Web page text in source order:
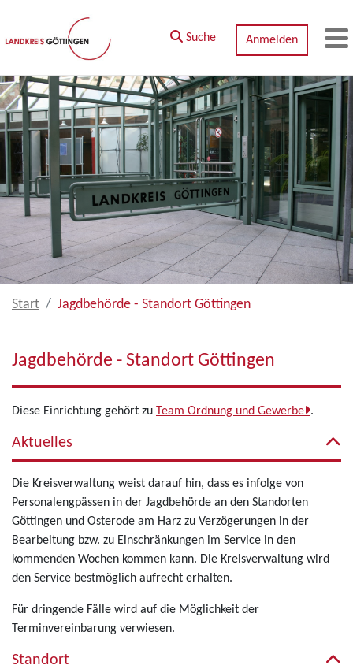
Zum Hauptinhalt springen
Suche Anmelden
Start Jagdbehörde - Standort Göttingen
Jagdbehörde - Standort Göttingen
Diese Einrichtung gehört zu Team Ordnung und Gewerbe .
Aktuelles
Die Kreisverwaltung weist darauf hin, dass es infolge von
Personalengpässen in der Jagdbehörde an den Standorten
Göttingen und Osterode am Harz zu Verzögerungen in der
Bearbeitung bzw. zu Einschränkungen im Service in den
kommenden Wochen kommen kann. Die Kreisverwaltung wird
den Service bestmöglich aufrecht erhalten.
Für dringende Fälle wird auf die Möglichkeit der
Terminvereinbarung verwiesen.
Standort